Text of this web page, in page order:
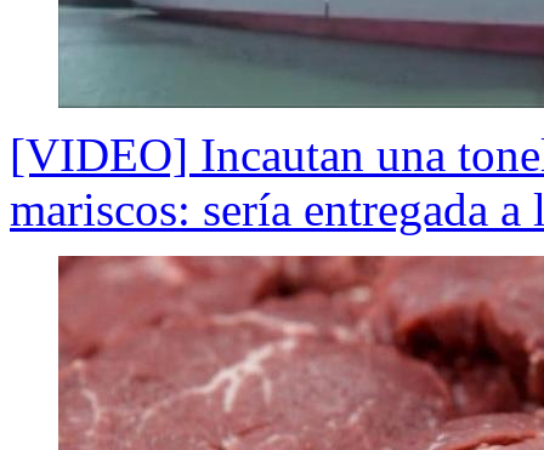
[VIDEO] Incautan una
mariscos: sería entregada